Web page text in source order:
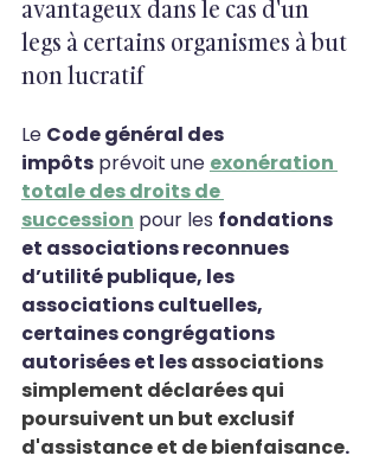
avantageux dans le cas d'un
legs à certains organismes à but
non lucratif
Le Code général des
impôts prévoit une exonération
totale des droits de
succession pour les fondations
et associations reconnues
d’utilité publique, les
associations cultuelles,
certaines congrégations
autorisées et les associations
simplement déclarées qui
poursuivent un but exclusif
d'assistance et de bienfaisance.